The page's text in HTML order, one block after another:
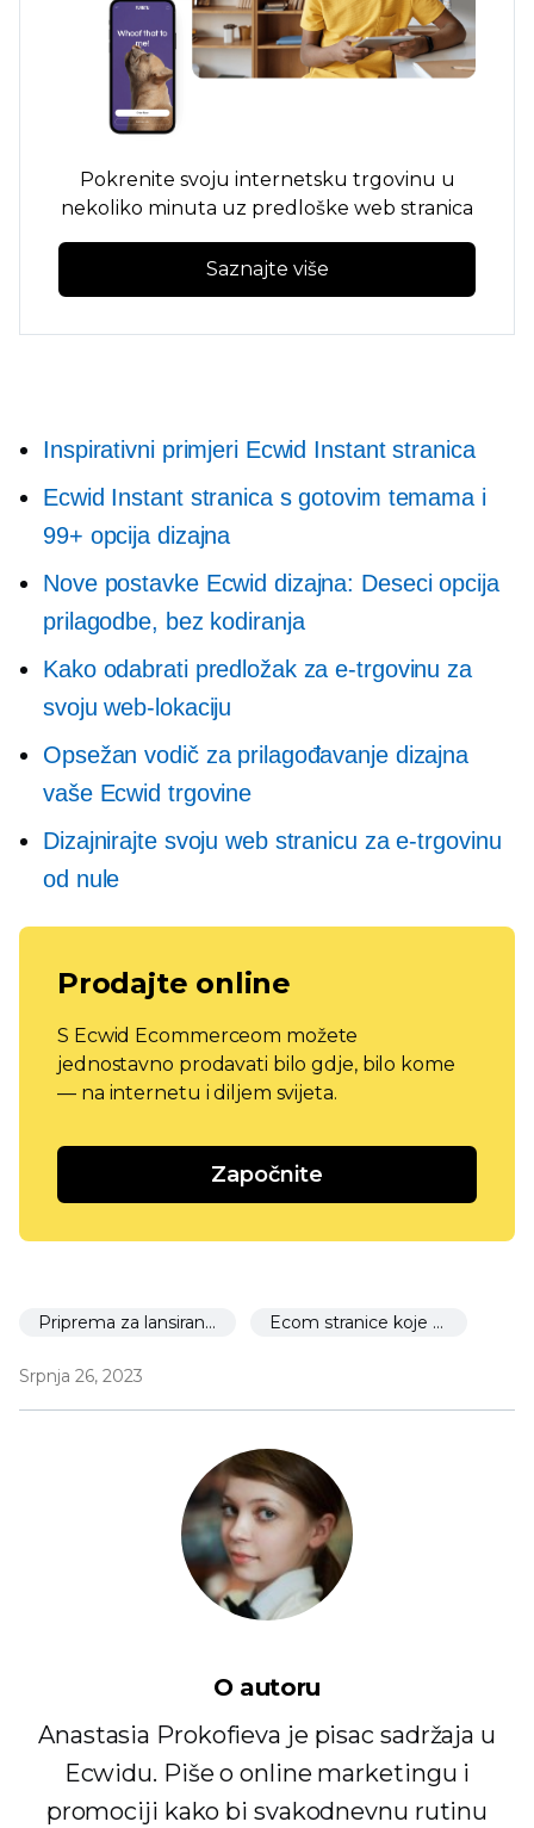
Pokrenite svoju internetsku trgovinu u
nekoliko minuta uz predloške web stranica
Saznajte više
Inspirativni primjeri Ecwid Instant stranica
Ecwid Instant stranica s gotovim temama i
99+ opcija dizajna
Nove postavke Ecwid dizajna: Deseci opcija
prilagodbe, bez kodiranja
Kako odabrati predložak za e-trgovinu za
svoju web-lokaciju
Opsežan vodič za prilagođavanje dizajna
vaše Ecwid trgovine
Dizajnirajte svoju web stranicu za e-trgovinu
od nule
Prodajte online
S Ecwid Ecommerceom možete
jednostavno prodavati bilo gdje, bilo kome
— na internetu i diljem svijeta.
Započnite
Priprema za lansiranje Ecom stranice koje morate imati
Srpnja 26, 2023
O autoru
Anastasia Prokofieva je pisac sadržaja u
Ecwidu. Piše o online marketingu i
promociji kako bi svakodnevnu rutinu